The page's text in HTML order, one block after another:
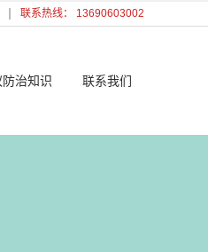
联系热线： 13690603002
防治知识 联系我们